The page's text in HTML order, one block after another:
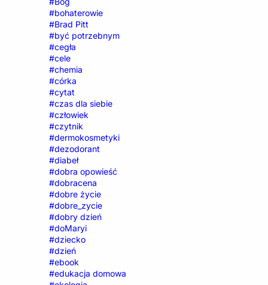
#bohaterowie
#Brad Pitt
#być potrzebnym
#cegła
#cele
#chemia
#córka
#cytat
#czas dla siebie
#człowiek
#czytnik
#dermokosmetyki
#dezodorant
#diabeł
#dobra opowieść
#dobracena
#dobre życie
#dobre_zycie
#dobry dzień
#doMaryi
#dziecko
#dzień
#ebook
#edukacja domowa